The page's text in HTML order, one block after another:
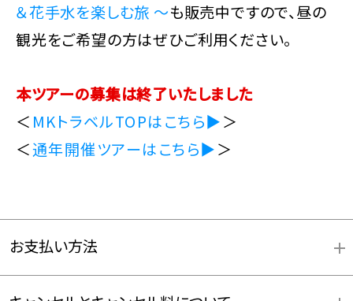
＆花手水を楽しむ旅 ～も販売中ですので、昼の
観光をご希望の方はぜひご利用ください。
本ツアーの募集は終了いたしました
＜ MKトラベルTOPはこちら▶＞
＜通年開催ツアーはこちら▶＞
お支払い方法